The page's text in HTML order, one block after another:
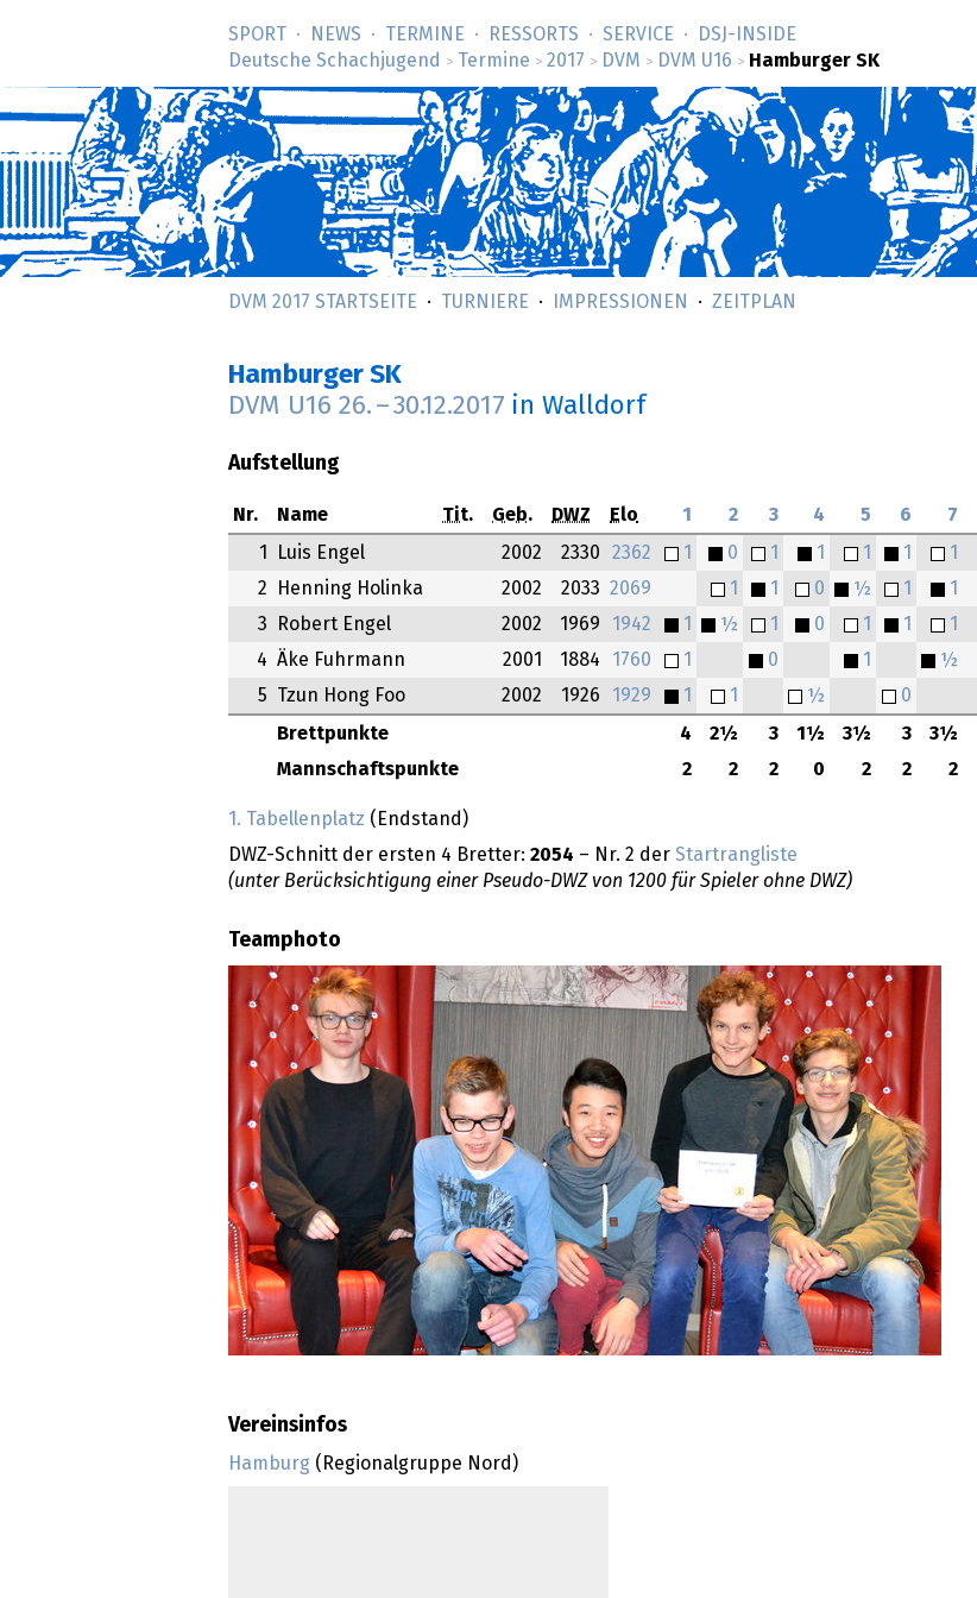
SPORT NEWS TERMINE RESSORTS SERVICE
DSJ-­INSIDE
Deutsche Schachjugend
> Termine > 2017 > DVM > DVM U16 > Hamburger SK
DVM 2017 STARTSEITE TURNIERE IMPRESSIONEN ZEITPLAN
Hamburger SK
DVM U16 26. –30.12.2017 in Walldorf
Aufstellung
Nr. Name Tit. Geb. DWZ Elo 1 2 3 4 5 6 7
Brettpunkte 4 2½ 3 1½ 3½ 3 3½
Mannschaftspunkte
2 2 2 0 2 2 2
1 Luis Engel 2002 2330 2362 1 0 1 1 1 1 1
2
Henning Holinka 2002 2033 2069 1 1 0 ½ 1 1
3
Robert Engel 2002 1969 1942 1 ½ 1 0 1 1 1
4 Äke Fuhrmann 2001 1884 1760 1 0 1 ½
5
Tzun Hong Foo 2002 1926 1929 1 1 ½ 0
1. Tabellenplatz (Endstand)
DWZ-Schnitt der ersten 4 Bretter: 2054 – Nr. 2 der Startrangliste
(unter Berücksichtigung einer Pseudo-DWZ von 1200 für Spieler ohne DWZ)
Teamphoto
Vereinsinfos
Hamburg (Regionalgruppe Nord)